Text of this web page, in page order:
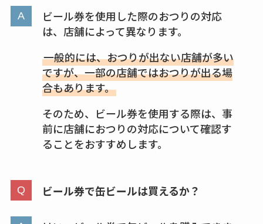
スはコンビニで売っ
てる？薬局やイオン
も調査
ビール券を使用した際のおつりの対応
は、店舗によって異なります。
一般的には、おつりが出ない店舗が多い
ですが、一部の店舗ではおつりが出る場
合もあります。
そのため、ビール券を使用する際は、事
前に店舗におつりの対応について確認す
ることをおすすめします。
ビール券で缶ビールは買えるか？